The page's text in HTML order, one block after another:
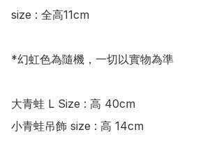
size : 全高11cm
*幻虹色為隨機，一切以實物為準
大青蛙 L Size : 高 40cm
小青蛙吊飾 size : 高 14cm